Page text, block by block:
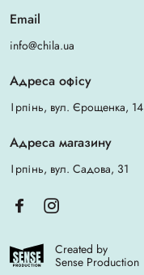
Email
info@chila.ua
Адреса офісу
Ірпінь, вул. Єрощенка, 14
Адреса магазину
Ірпінь, вул. Садова, 31
Created by
Sense Production